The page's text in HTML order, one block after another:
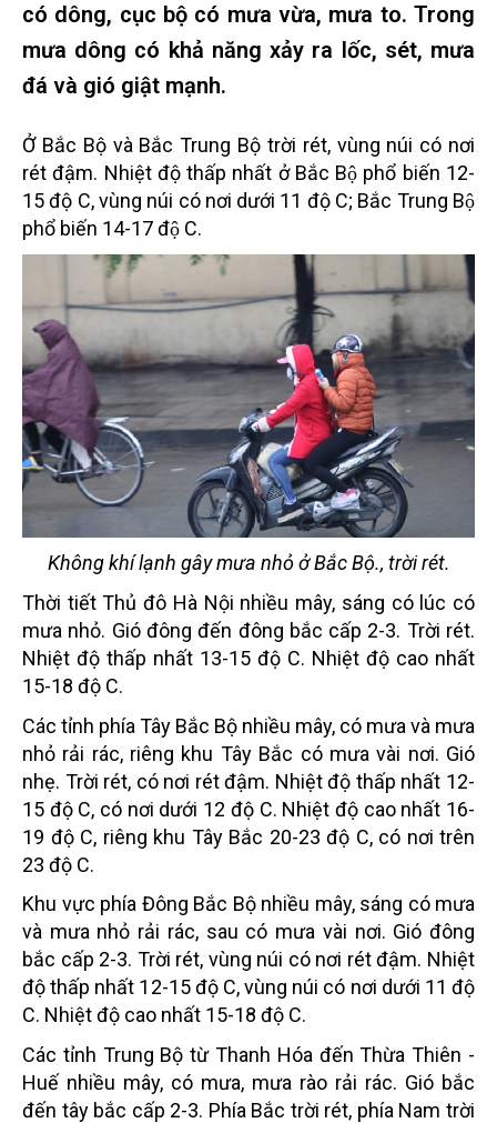
có dông, cục bộ có mưa vừa, mưa to. Trong
mưa dông có khả năng xảy ra lốc, sét, mưa
đá và gió giật mạnh.
Ở Bắc Bộ và Bắc Trung Bộ trời rét, vùng núi có nơi
rét đậm. Nhiệt độ thấp nhất ở Bắc Bộ phổ biến 12-
15 độ C, vùng núi có nơi dưới 11 độ C; Bắc Trung Bộ
phổ biến 14-17 độ C.
Không khí lạnh gây mưa nhỏ ở Bắc Bộ., trời rét.
Thời tiết Thủ đô Hà Nội nhiều mây, sáng có lúc có
mưa nhỏ. Gió đông đến đông bắc cấp 2-3. Trời rét.
Nhiệt độ thấp nhất 13-15 độ C. Nhiệt độ cao nhất
15-18 độ C.
Các tỉnh phía Tây Bắc Bộ nhiều mây, có mưa và mưa
nhỏ rải rác, riêng khu Tây Bắc có mưa vài nơi. Gió
nhẹ. Trời rét, có nơi rét đậm. Nhiệt độ thấp nhất 12-
15 độ C, có nơi dưới 12 độ C. Nhiệt độ cao nhất 16-
19 độ C, riêng khu Tây Bắc 20-23 độ C, có nơi trên
23 độ C.
Khu vực phía Đông Bắc Bộ nhiều mây, sáng có mưa
và mưa nhỏ rải rác, sau có mưa vài nơi. Gió đông
bắc cấp 2-3. Trời rét, vùng núi có nơi rét đậm. Nhiệt
độ thấp nhất 12-15 độ C, vùng núi có nơi dưới 11 độ
C. Nhiệt độ cao nhất 15-18 độ C.
Các tỉnh Trung Bộ từ Thanh Hóa đến Thừa Thiên -
Huế nhiều mây, có mưa, mưa rào rải rác. Gió bắc
đến tây bắc cấp 2-3. Phía Bắc trời rét, phía Nam trời